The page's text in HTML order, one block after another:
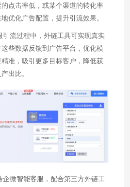
点击率低，或某个渠道的转化率
优化广告配置，提升引流效果。
引流过程中，外链工具可实现真实
些数据反馈到广告平台，优化模
准，吸引更多目标客户，降低获
出比。
企微智能客服，配合第三方外链工